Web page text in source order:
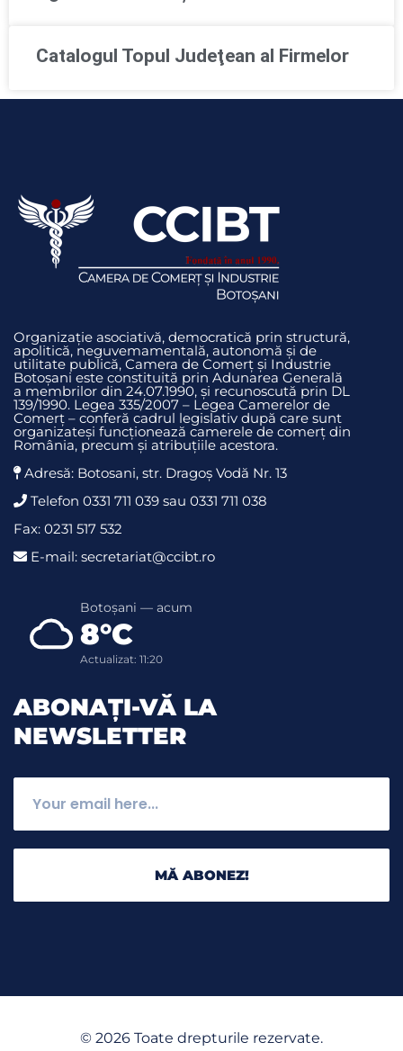
Catalogul Topul Judeţean al Firmelor
Organizație asociativă, democratică prin structură,
apolitică, neguvemamentală, autonomă și de
utilitate publică, Camera de Comerț și Industrie
Botoșani este constituită prin Adunarea Generală
a membrilor din 24.07.1990, și recunoscută prin DL
139/1990. Legea 335/2007 – Legea Camerelor de
Comerț – conferă cadrul legislativ după care sunt
organizateși funcționează camerele de comerț din
România, precum și atribuțiile acestora.
Adresă: Botosani, str. Dragoş Vodă Nr. 13
Telefon 0331 711 039 sau 0331 711 038
Fax: 0231 517 532
E-mail: secretariat@ccibt.ro
Botoșani — acum
8°C
Actualizat: 11:20
ABONAȚI-VĂ LA
NEWSLETTER
MĂ ABONEZ!
© 2026 Toate drepturile rezervate.